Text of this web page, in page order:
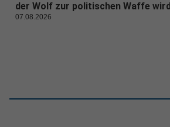
der Wolf zur politischen Waffe wird
07.08.2026